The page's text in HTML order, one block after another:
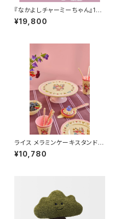
『なかよしチャーミーちゃん』15c
mのMiniブラインドBOX ６個
入りセット
¥19,800
ライス メラミンケーキスタンド
ナタリーレテ ピンク
¥10,780